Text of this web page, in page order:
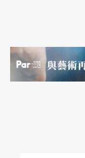
这许多问题以前
名词随著他的影
的成立和「流行